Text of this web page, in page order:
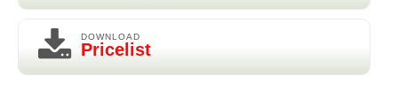
DOWNLOAD
Pricelist